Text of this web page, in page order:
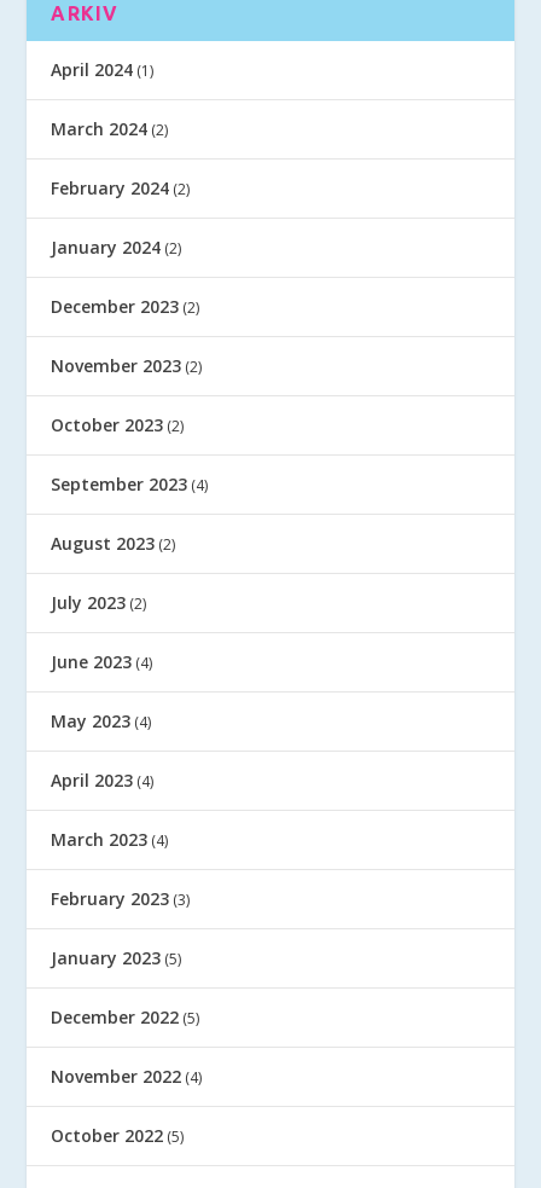
ARKIV
April 2024 (1)
March 2024 (2)
February 2024 (2)
January 2024 (2)
December 2023 (2)
November 2023 (2)
October 2023 (2)
September 2023 (4)
August 2023 (2)
July 2023 (2)
June 2023 (4)
May 2023 (4)
April 2023 (4)
March 2023 (4)
February 2023 (3)
January 2023 (5)
December 2022 (5)
November 2022 (4)
October 2022 (5)